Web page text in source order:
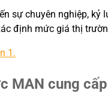
sự chuyên nghiệp,
định mức giá thị
1.
MAN cung